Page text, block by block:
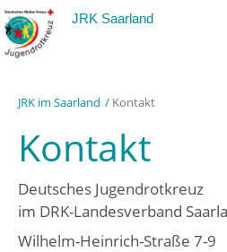
JRK Saarland
JRK im Saarland Kontakt
Kontakt
Deutsches Jugendrotkreuz
im DRK-Landesverband
Wilhelm-Heinrich-Straße 7-9